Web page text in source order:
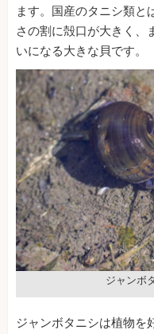
ます。国産のタニシ類と
さの割に殻口が大きく、
いになる大きな貝です。
ジャンボ
ジャンボタニシは植物を